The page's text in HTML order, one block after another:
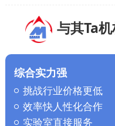
与其Ta
综合实力强
挑战行业价格更低
效率快人性化合作
实验室直接服务